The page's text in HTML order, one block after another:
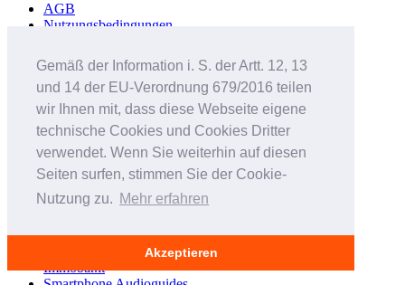
Gemäß der Information i. S. der Artt. 12, 13
und 14 der EU-Verordnung 679/2016 teilen
wir Ihnen mit, dass diese Webseite eigene
technische Cookies und Cookies Dritter
verwendet. Wenn Sie weiterhin auf diesen
Seiten surfen, stimmen Sie der Cookie-
Nutzung zu. Mehr erfahren
Akzeptieren
AGB
Nutzungsbedingungen
Häufig gestellte Fragen
Sicherheitshinweise
Werbung schalten
Impressum
Studenteninserate.at
Kleinanzeigen-Suedtirol.com
RC-Flohmarkt.com
MeinInserat.at
MeinInserat.com
AnnunciPratici.it
Immobar.it